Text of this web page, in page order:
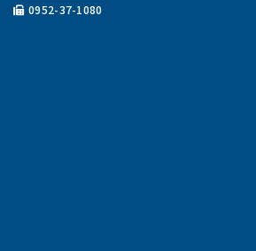
0952-37-1080